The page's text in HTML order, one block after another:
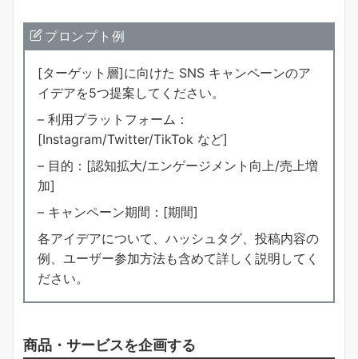
プロンプト例
[ターゲット層]に向けた SNS キャンペーンのア
イデアを5つ提案してください。
– 利用プラットフォーム：
[Instagram/Twitter/TikTok など]
– 目的：[認知拡大/エンゲージメント向上/売上増
加]
– キャンペーン期間：[期間]
各アイデアについて、ハッシュタグ、投稿内容の
例、ユーザー参加方法も含めて詳しく説明してく
ださい。
商品・サービスを企画する